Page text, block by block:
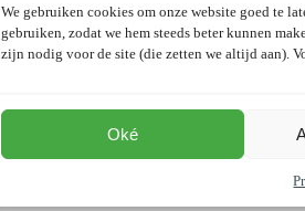
We gebruiken cookies om onze website goed te
gebruiken, zodat we hem steeds beter kunnen
zijn nodig voor de site (die zetten we altijd aan).
Oké